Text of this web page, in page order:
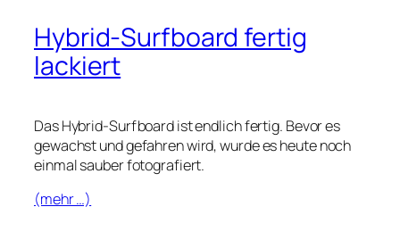
Hybrid-Surfboard fertig
lackiert
Das Hybrid-Surfboard ist endlich fertig. Bevor es
gewachst und gefahren wird, wurde es heute noch
einmal sauber fotografiert.
(mehr …)